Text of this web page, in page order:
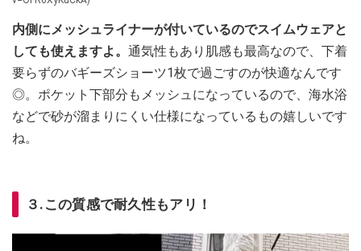
内側にメッシュライナーが付いているのでスイムウェアと
しても使えますよ。 通気性もあり肌感も最高なので、下着
要らずのバギーズショーツ1枚で過ごすのが快適なんです
◎。ポケット下部分もメッシュになっているので、海水浴
などで砂が溜まりにくい仕様になっているもの嬉しいです
ね。
３.この質感で耐久性もアリ！